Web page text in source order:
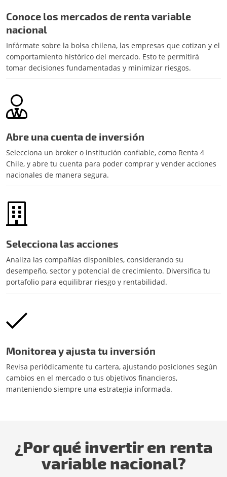
Conoce los mercados de renta variable
nacional
Infórmate sobre la bolsa chilena, las empresas que cotizan y el
comportamiento histórico del mercado. Esto te permitirá
tomar decisiones fundamentadas y minimizar riesgos.
Abre una cuenta de inversión
Selecciona un broker o institución confiable, como Renta 4
Chile, y abre tu cuenta para poder comprar y vender acciones
nacionales de manera segura.
Selecciona las acciones
Analiza las compañías disponibles, considerando su
desempeño, sector y potencial de crecimiento. Diversifica tu
portafolio para equilibrar riesgo y rentabilidad.
Monitorea y ajusta tu inversión
Revisa periódicamente tu cartera, ajustando posiciones según
cambios en el mercado o tus objetivos financieros,
manteniendo siempre una estrategia informada.
¿Por qué invertir en renta
variable nacional?